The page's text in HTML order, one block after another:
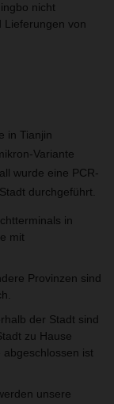
nicht
Lieferungen von
in Tianjin
Variante
wurde eine PCR-
durchgeführt.
in
mit
Provinzen sind
der Stadt sind
zu Hause
ist
unsere